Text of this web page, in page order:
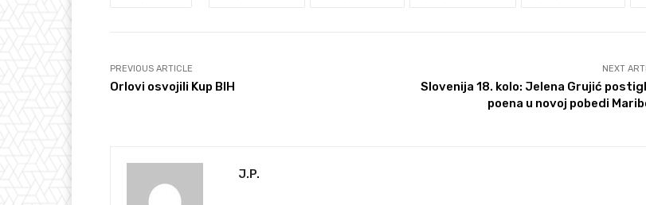
PREVIOUS ARTICLE
Orlovi osvojili Kup BIH
NEXT
Slovenija 18. kolo: Jelena Grujić
poena u novoj pobedi
J.P.